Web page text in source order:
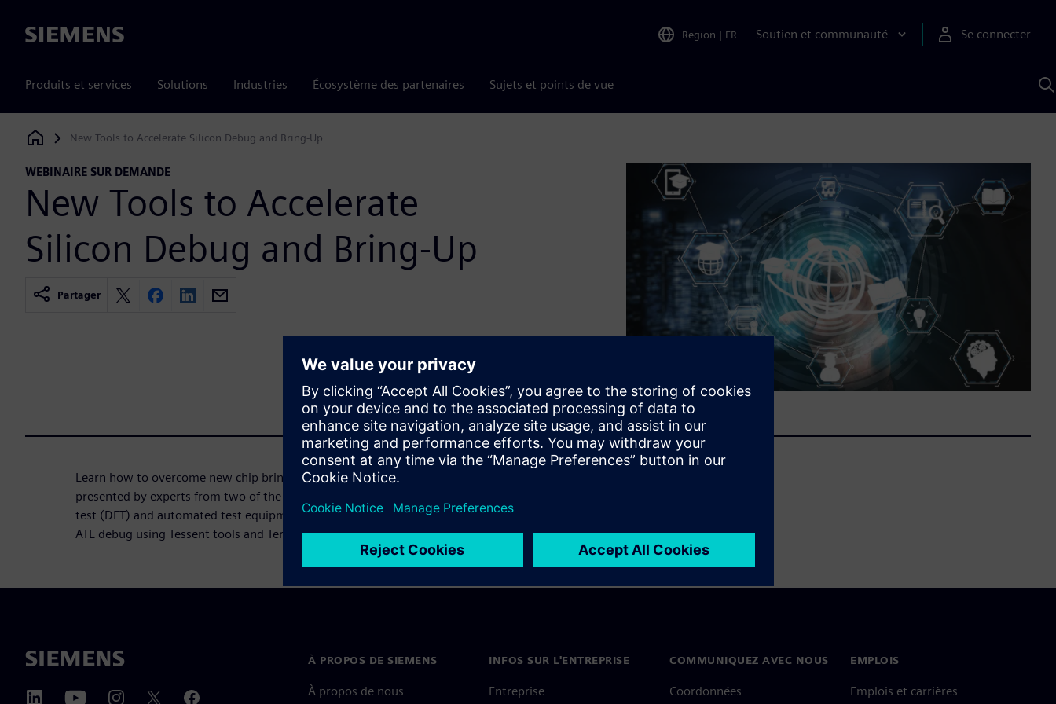
Siemens Region | FR Soutien et communauté Se connecter
Produits et services Solutions Industries Écosystème des partenaires Sujets et points de vue
Siemens Digital Industries Software
New Tools to Accelerate Silicon Debug and Bring-Up
WEBINAIRE SUR DEMANDE
New Tools to Accelerate
Silicon Debug and Bring-Up
Partager
Learn how to overcome new chip bring-up issues by viewing this webinar
presented by experts from two of the leaders in system-on-chip (SoC) design for
test (DFT) and automated test equipment (ATE). The speakers will discuss IJTAG
ATE debug using Tessent tools and Teradyne’s UltraFLEX ATE.
À PROPOS DE SIEMENS
À propos de nous
INFOS SUR L'ENTREPRISE
Entreprise
COMMUNIQUEZ AVEC NOUS
Coordonnées
EMPLOIS
Emplois et carrières